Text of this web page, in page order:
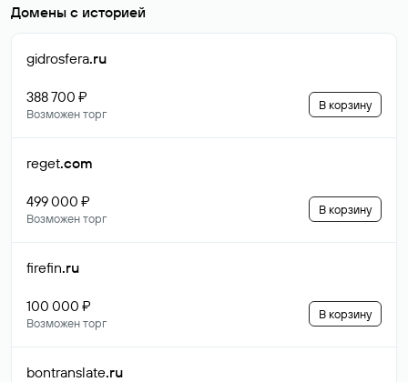
Домены с историей
gidrosfera.ru
388 700 ₽
Возможен торг
В корзину
reget.com
499 000 ₽
Возможен торг
В корзину
firefin.ru
100 000 ₽
Возможен торг
В корзину
bontranslate.ru